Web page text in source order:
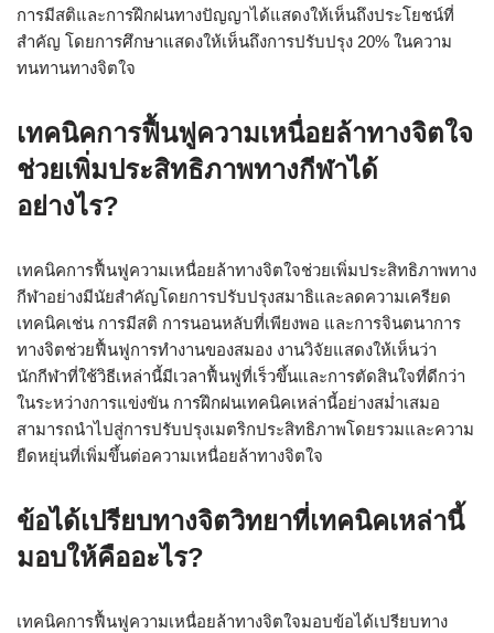
การมีสติและการฝึกฝนทางปัญญาได้แสดงให้เห็นถึงประโยชน์ที่
สำคัญ โดยการศึกษาแสดงให้เห็นถึงการปรับปรุง 20% ในความ
ทนทานทางจิตใจ
เทคนิคการฟื้นฟูความเหนื่อยล้าทางจิตใจ
ช่วยเพิ่มประสิทธิภาพทางกีฬาได้
อย่างไร?
เทคนิคการฟื้นฟูความเหนื่อยล้าทางจิตใจช่วยเพิ่มประสิทธิภาพทาง
กีฬาอย่างมีนัยสำคัญโดยการปรับปรุงสมาธิและลดความเครียด
เทคนิคเช่น การมีสติ การนอนหลับที่เพียงพอ และการจินตนาการ
ทางจิตช่วยฟื้นฟูการทำงานของสมอง งานวิจัยแสดงให้เห็นว่า
นักกีฬาที่ใช้วิธีเหล่านี้มีเวลาฟื้นฟูที่เร็วขึ้นและการตัดสินใจที่ดีกว่า
ในระหว่างการแข่งขัน การฝึกฝนเทคนิคเหล่านี้อย่างสม่ำเสมอ
สามารถนำไปสู่การปรับปรุงเมตริกประสิทธิภาพโดยรวมและความ
ยืดหยุ่นที่เพิ่มขึ้นต่อความเหนื่อยล้าทางจิตใจ
ข้อได้เปรียบทางจิตวิทยาที่เทคนิคเหล่านี้
มอบให้คืออะไร?
เทคนิคการฟื้นฟูความเหนื่อยล้าทางจิตใจมอบข้อได้เปรียบทาง